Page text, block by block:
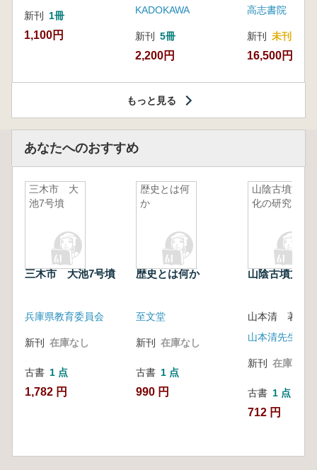
新刊 1冊
1,100円
KADOKAWA
新刊 5冊
2,200円
高志書院
新刊 未刊
16,500円
もっと見る
あなたへのおすすめ
三木市 大
池7号墳
三木市 大池7号墳
兵庫県教育委員会
新刊 在庫なし
古書 1 点
1,782 円
歴史とは何
か
歴史とは何か
至文堂
新刊 在庫なし
古書 1 点
990 円
山陰古墳文
化の研究
山陰古墳文化
山本清 著
新刊 在庫なし
古書 1 点
712 円